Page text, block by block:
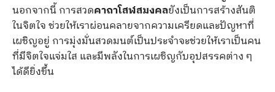
นอกจากนี้ การสวดคาถาโสฬสมงคลยังเป็นการสร้างสันติ
ในจิตใจ ช่วยให้เราผ่อนคลายจากความเครียดและปัญหาที่
เผชิญอยู่ การมุ่งมั่นสวดมนต์เป็นประจำจะช่วยให้เราเป็นคน
ที่มีจิตใจแจ่มใส และมีพลังในการเผชิญกับอุปสรรคต่าง ๆ
ได้ดียิ่งขึ้น